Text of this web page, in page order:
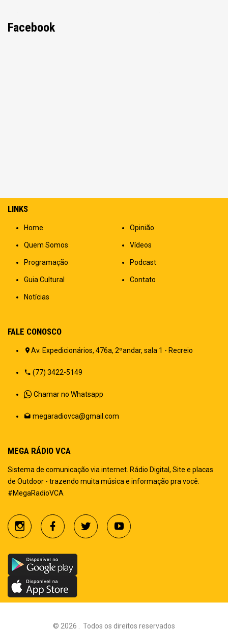
Facebook
LINKS
Home
Quem Somos
Programação
Guia Cultural
Notícias
Opinião
Vídeos
Podcast
Contato
FALE CONOSCO
Av. Expedicionários, 476a, 2ºandar, sala 1 - Recreio
(77) 3422-5149
Chamar no Whatsapp
megaradiovca@gmail.com
MEGA RÁDIO VCA
Sistema de comunicação via internet. Rádio Digital, Site e placas
de Outdoor - trazendo muita música e informação pra você.
#MegaRadioVCA
© 2026 Todos os direitos reservados